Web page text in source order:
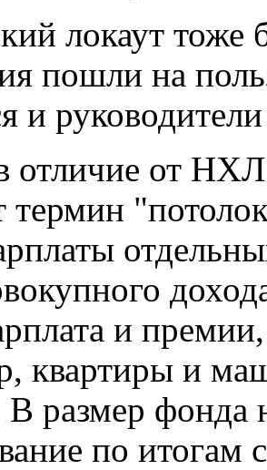
локаут
пошли на
и
отличие от
термин
и
квартиры и
В размер фонда
по итогам